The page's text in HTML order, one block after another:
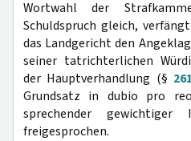
Wortwahl der
Schuldspruch gleich,
das Landgericht den
seiner tatrichterlichen
der Hauptverhandlung (§ 261
Grundsatz in dubio pro
sprechender gewichtiger
freigesprochen.